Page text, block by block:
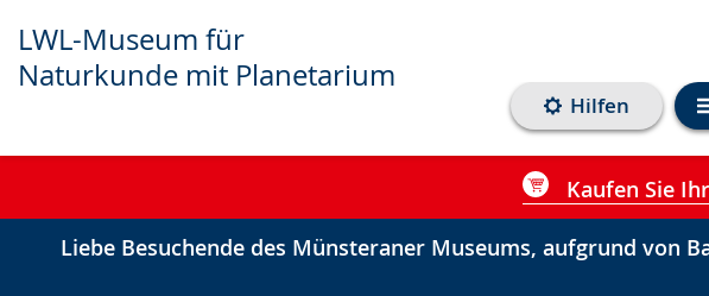
LWL-Museum für
Naturkunde mit Planetarium
Hilfen
Kaufen Sie
Liebe Besuchende des Münsteraner Museums, aufgrund von